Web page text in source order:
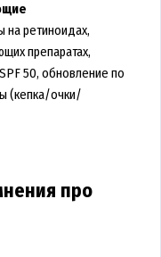
на ретиноидах,
препаратах,
50, обновление по
(кепка/очки/
про